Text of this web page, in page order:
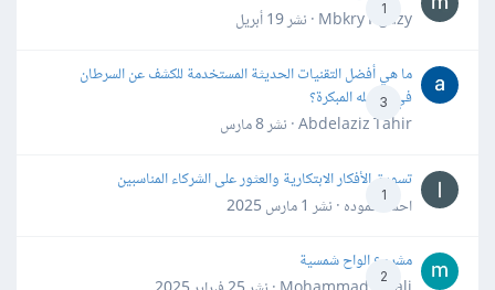
1
Mbkry Hgazy · نشر
19 أبريل
3
ما هي أفضل التقنيات الحديثة المستخدمة للكشف عن السرطان
في مراحله المبكرة؟
Abdelaziz Tahir · نشر
8 مارس
1
تسويق الأفكار الابتكارية والعثور على الشركاء المناسبين
احمد حموده · نشر 1 مارس 2025
2
مشروع الواح شمسية